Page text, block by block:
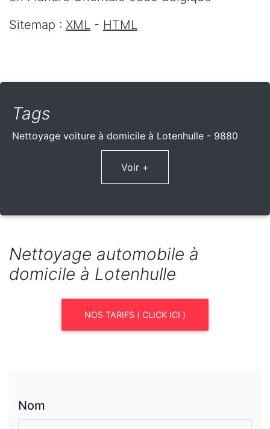
Sitemap : XML - HTML
Tags
Nettoyage voiture à domicile à Lotenhulle - 9880
Voir +
Nettoyage automobile à
domicile à Lotenhulle
NOS TARIFS ( CLICK ICI )
Nom